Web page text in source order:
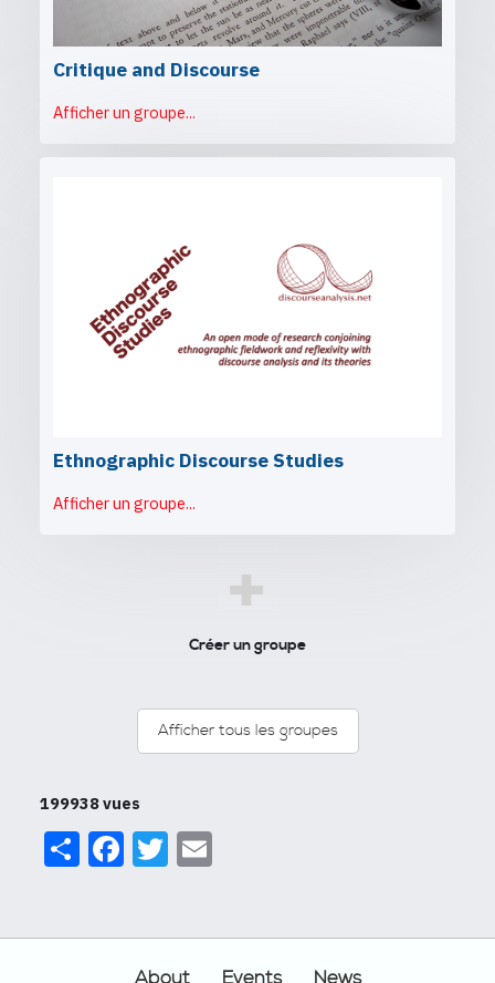
Critique and Discourse
Afficher un groupe...
Ethnographic Discourse Studies
Afficher un groupe...
+
Créer un groupe
Afficher tous les groupes
199938 vues
ShareFacebook
Twitter